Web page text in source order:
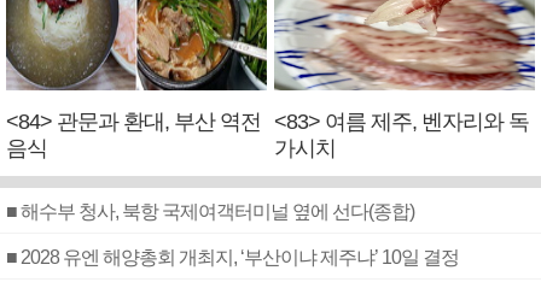
<84> 관문과 환대, 부산 역전
음식
<83> 여름 제주, 벤자리와 독
가시치
■ 해수부 청사, 북항 국제여객터미널 옆에 선다(종합)
■ 2028 유엔 해양총회 개최지, ‘부산이냐 제주냐’ 10일 결정